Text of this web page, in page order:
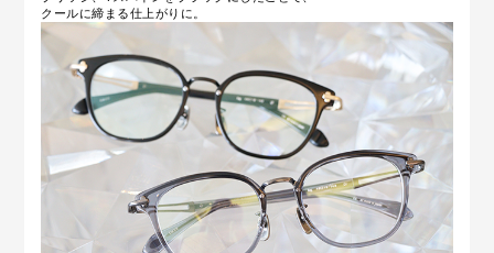
クールに締まる仕上がりに。